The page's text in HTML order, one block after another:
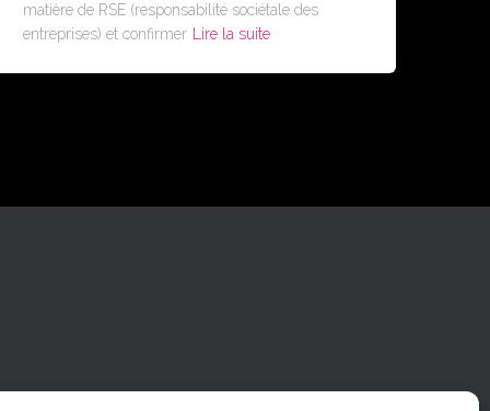
matière de RSE (responsabilité sociétale des
entreprises) et confirmer
Lire la suite